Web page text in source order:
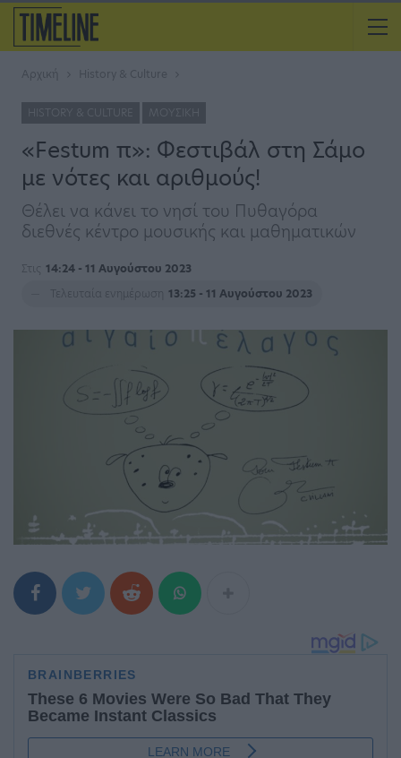
Αρχική History & Culture
HISTORY & CULTURE ΜΟΥΣΙΚΉ
«Festum π»: Φεστιβάλ στη Σάμο
με νότες και αριθμούς!
Θέλει να κάνει το νησί του Πυθαγόρα
διεθνές κέντρο μουσικής και μαθηματικών
Στις 14:24 - 11 Αυγούστου 2023
Τελευταία ενημέρωση
13:25 - 11 Αυγούστου 2023